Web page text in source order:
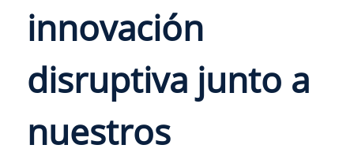
innovación
disruptiva junto a
nuestros